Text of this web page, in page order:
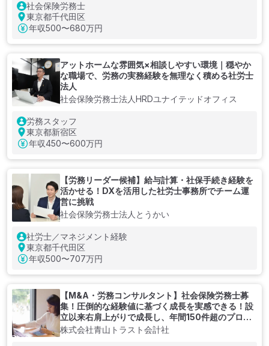
社会保険労務士
東京都千代田区
年収500〜680万円
アットホームな雰囲気×相談しやすい環境｜穏やか
な職場で、労務の実務経験を無理なく積める社労士
法人
社会保険労務士法人HRDユナイテッドオフィス
労務スタッフ
東京都新宿区
年収450〜600万円
【労務リーダー候補】給与計算・社保手続き経験を
活かせる！DXを活用した社労士事務所でチーム運
営に挑戦
社会保険労務士法人とうかい
社労士／マネジメント経験
東京都千代田区
年収500〜707万円
【M&A・労務コンサルタント】社会保険労務士募
集！圧倒的な経験値に基づく成長を実感できる！設
立以来右肩上がりで成長し、年間150件超のプロジ
ェクトを提供する会計コンサルティング会社
株式会社青山トラスト会計社